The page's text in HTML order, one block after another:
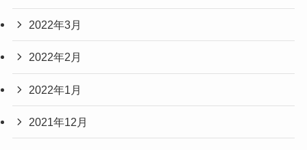
2022年3月
2022年2月
2022年1月
2021年12月